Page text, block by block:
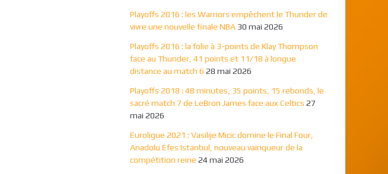
Playoffs 2016 : les Warriors empêchent le Thunder de
vivre une nouvelle finale NBA 30 mai 2026
Playoffs 2016 : la folie à 3-points de Klay Thompson
face au Thunder, 41 points et 11/18 à longue
distance au match 6 28 mai 2026
Playoffs 2018 : 48 minutes, 35 points, 15 rebonds, le
sacré match 7 de LeBron James face aux Celtics 27
mai 2026
Euroligue 2021 : Vasilije Micic domine le Final Four,
Anadolu Efes Istanbul, nouveau vainqueur de la
compétition reine 24 mai 2026